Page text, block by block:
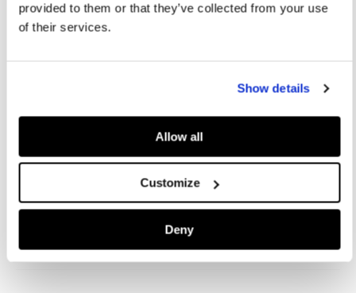
provided to them or that they’ve collected from your use
of their services.
Show details
Allow all
Customize
Deny
Größentabelle
LIEFERUNG UND RÜCKGABE